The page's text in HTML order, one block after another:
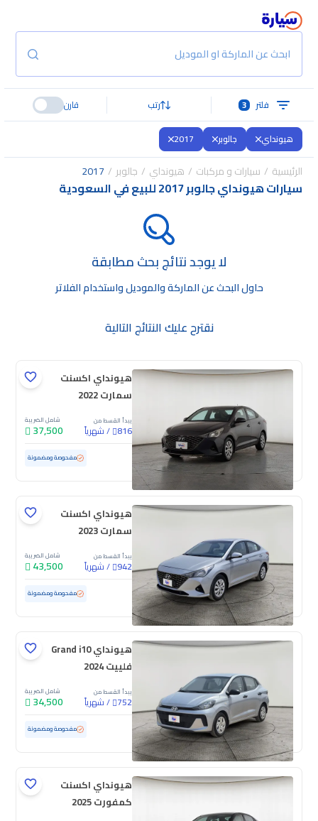
ابحث عن الماركة او الموديل
فلتر 3 رتب قارن
هيونداي جالوبر 2017
الرئيسية سيارات و مركبات هيونداي جالوبر 2017
سيارات هيونداي جالوبر 2017 للبيع في السعودية
لا يوجد نتائج بحث مطابقة
حاول البحث عن الماركة والموديل واستخدام الفلاتر
نقترح عليك النتائج التالية
هيونداي اكسنت
سمارت 2022
يبدأ القسط من
816
/شهرياً
شامل الضريبة
37,500
مستعملة 204,971 كم مفحوصة ومضمونة
هيونداي اكسنت
سمارت 2023
يبدأ القسط من
942
/شهرياً
شامل الضريبة
43,500
مستعملة 71,469 كم مفحوصة ومضمونة
هيونداي Grand i10
فلييت 2024
يبدأ القسط من
752
/شهرياً
شامل الضريبة
34,500
مستعملة 70,271 كم مفحوصة ومضمونة
هيونداي اكسنت
كمفورت 2025